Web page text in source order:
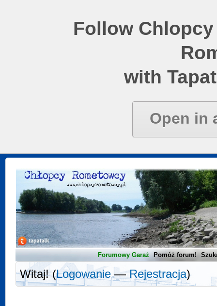
Follow
with
Open in
Forumowy Garaż Pomóż forum!
Witaj! (Logowanie—Rejestracja)